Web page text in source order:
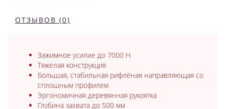
ОТЗЫВОВ (0)
Зажимное усилие до 7000 Н
Тяжелая конструкция
Большая, стабильная рифлёная направляющая со
сплошным профилем
Эргономичная деревянная рукоятка
Глубина захвата до 500 мм